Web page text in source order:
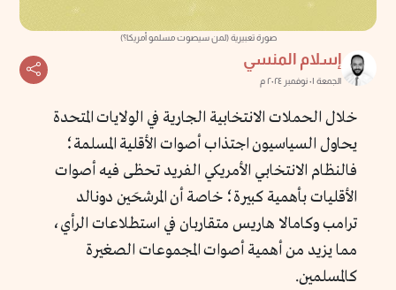
صورة تعبيرية (لمن سيصوت مسلمو أمريكا؟)
إسلام المنسي
الجمعة ٠١ نوفمبر ٢٠٢٤ م
خلال الحملات الانتخابية الجارية في الولايات المتحدة
يحاول السياسيون اجتذاب أصوات الأقلية المسلمة؛
فالنظام الانتخابي الأمريكي الفريد تحظى فيه أصوات
الأقليات بأهمية كبيرة؛ خاصة أن المرشحَين دونالد
ترامب وكامالا هاريس متقاربان في استطلاعات الرأي،
مما يزيد من أهمية أصوات المجموعات الصغيرة
كالمسلمين.